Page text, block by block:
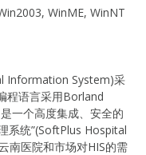
WinME, WinNT
Information System)采
程语言采用Borland
一个高度集成、安全的
系统”(SoftPlus Hospital
南医院和市场对HIS的需